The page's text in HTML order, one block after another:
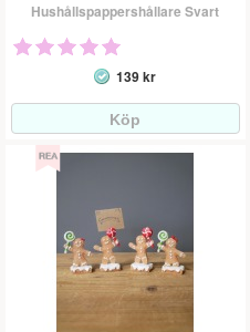
Hushållspappershållare Svart
139 kr